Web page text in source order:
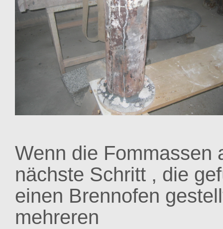
Wenn die Fommassen
nächste Schritt , die
einen Brennofen
mehreren